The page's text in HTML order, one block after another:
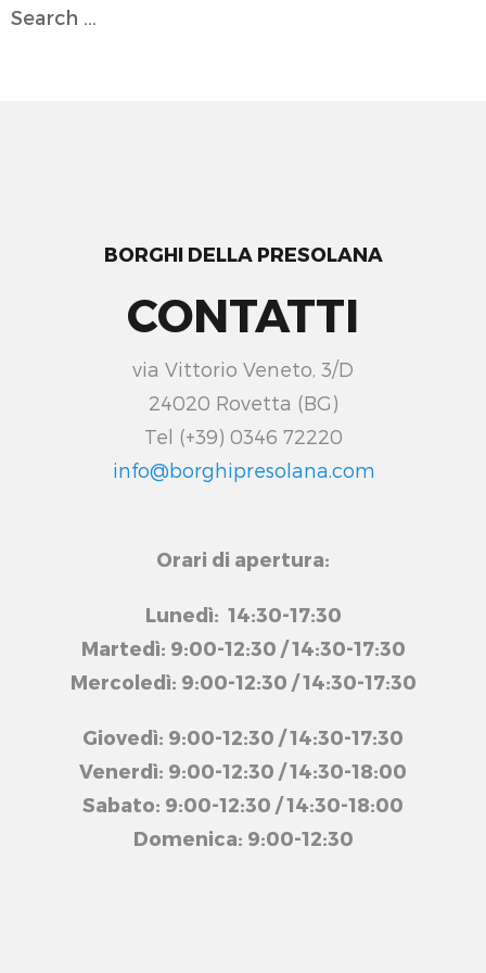
Search
BORGHI DELLA PRESOLANA
CONTATTI
via Vittorio Veneto, 3/D
24020 Rovetta (BG)
Tel (+39) 0346 72220
info@borghipresolana.com
Orari di apertura:
Lunedì: 14:30-17:30
Martedì: 9:00-12:30 / 14:30-17:30
Mercoledì: 9:00-12:30 / 14:30-17:30
Giovedì: 9:00-12:30 / 14:30-17:30
Venerdì: 9:00-12:30 / 14:30-18:00
Sabato: 9:00-12:30 / 14:30-18:00
Domenica: 9:00-12:30